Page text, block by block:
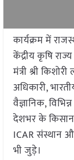
कार्यक्रम में
केंद्रीय कृषि
मंत्री श्री
अधिकारी,
वैज्ञानिक,
देशभर के
ICAR संस्थान
भी जुड़े।